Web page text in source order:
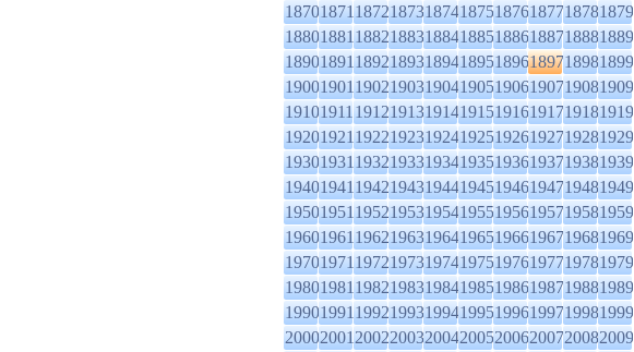
1870187118721873187418751876187718781879
1880188118821883188418851886188718881889
1890189118921893189418951896189718981899
1900190119021903190419051906190719081909
1910191119121913191419151916191719181919
1920192119221923192419251926192719281929
1930193119321933193419351936193719381939
1940194119421943194419451946194719481949
1950195119521953195419551956195719581959
1960196119621963196419651966196719681969
1970197119721973197419751976197719781979
1980198119821983198419851986198719881989
1990199119921993199419951996199719981999
2000200120022003200420052006200720082009